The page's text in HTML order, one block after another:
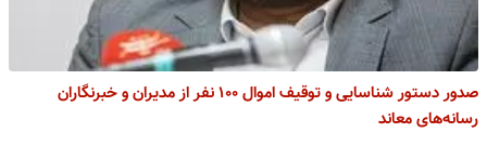
صدور دستور شناسایی و توقیف اموال ۱۰۰ نفر از مدیران و خبرنگاران
رسانه‌های معاند